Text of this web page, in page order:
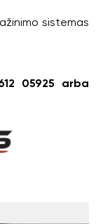
sistemas
05925 arba